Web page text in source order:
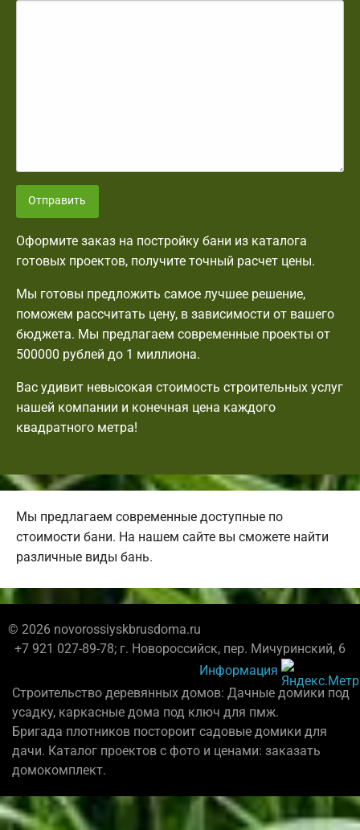
Отправить
Оформите заказ на постройку бани из каталога
готовых проектов, получите точный расчет цены.
Мы готовы предложить самое лучшее решение,
поможем рассчитать цену, в зависимости от вашего
бюджета. Мы предлагаем современные проекты от
500000 рублей до 1 миллиона.
Вас удивит невысокая стоимость строительных услуг
нашей компании и конечная цена каждого
квадратного метра!
Мы предлагаем современные доступные по
стоимости бани. На нашем сайте вы сможете найти
различные виды бань.
© 2026 novorossiyskbrusdoma.ru
+7 921 027-89-78; г. Новороссийск, пер. Мичуринский, 6
Информация
Строительство деревянных домов: Дачные домики под
усадку, каркасные дома под ключ для пмж.
Бригада плотников постороит садовые домики для
дачи. Каталог проектов с фото и ценами: заказать
домокомплект.